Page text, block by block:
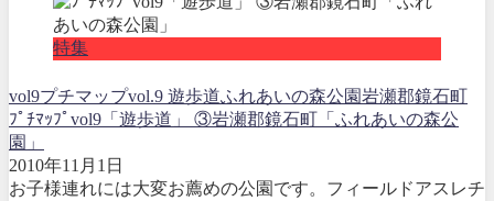
特集
vol9プチマップvol.9 遊歩道ふれあいの森公園岩瀬郡鏡石町
ﾌﾟﾁﾏｯﾌﾟvol9「遊歩道」 ③岩瀬郡鏡石町「ふれあいの森公
園」
2010年11月1日
お子様連れには大変お薦めの公園です。フィールドアスレチ